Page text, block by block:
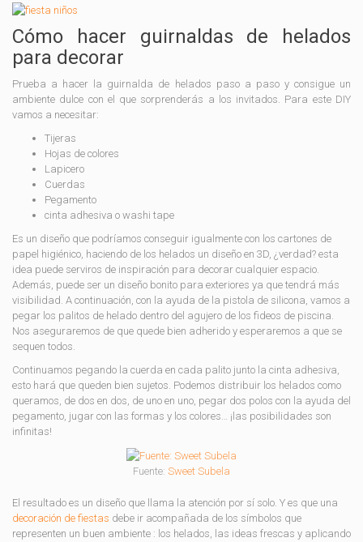
Cómo hacer guirnaldas de helados
para decorar
Prueba a hacer la guirnalda de helados paso a paso y consigue un
ambiente dulce con el que sorprenderás a los invitados. Para este DIY
vamos a necesitar:
Tijeras
Hojas de colores
Lapicero
Cuerdas
Pegamento
cinta adhesiva o washi tape
Es un diseño que podríamos conseguir igualmente con los cartones de
papel higiénico, haciendo de los helados un diseño en 3D, ¿verdad? esta
idea puede serviros de inspiración para decorar cualquier espacio.
Además, puede ser un diseño bonito para exteriores ya que tendrá más
visibilidad. A continuación, con la ayuda de la pistola de silicona, vamos a
pegar los palitos de helado dentro del agujero de los fideos de piscina.
Nos aseguraremos de que quede bien adherido y esperaremos a que se
sequen todos.
Continuamos pegando la cuerda en cada palito junto la cinta adhesiva,
esto hará que queden bien sujetos. Podemos distribuir los helados como
queramos, de dos en dos, de uno en uno, pegar dos polos con la ayuda del
pegamento, jugar con las formas y los colores… ¡las posibilidades son
infinitas!
Fuente: Sweet Subela
El resultado es un diseño que llama la atención por sí solo. Y es que una
decoración de fiestas debe ir acompañada de los símbolos que
representen un buen ambiente : los helados, las ideas frescas y aplicando